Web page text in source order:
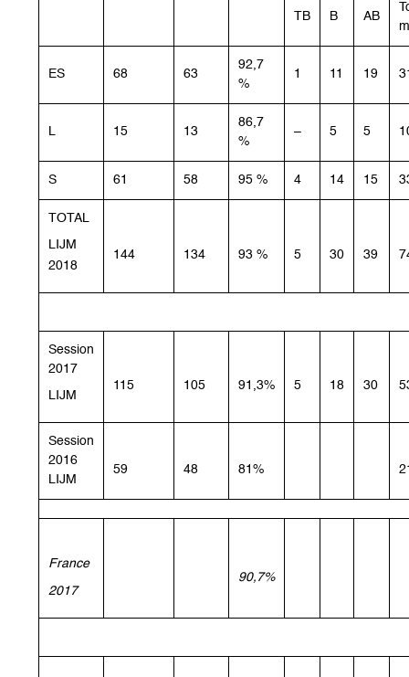
TB B AB
ES 68 63
92,7
%
1 11 19
L 15 13
86,7
%
– 5 5
S 61 58 95 % 4 14 15
TOTAL
LIJM
2018
144 134 93 % 5 30 39
Session
2017
LIJM
115 105 91,3% 5 18 30
Session
2016
LIJM
59 48 81%
France
2017
90,7%